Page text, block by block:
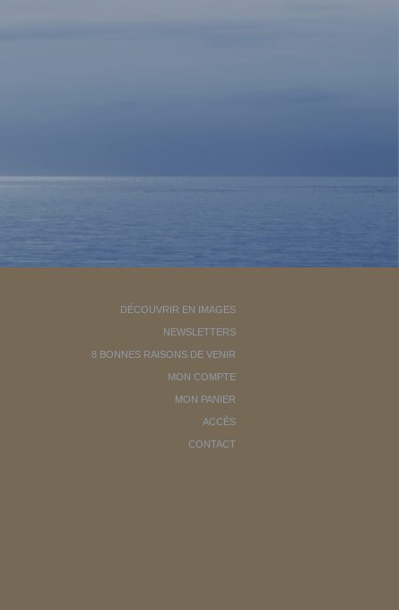
DÉCOUVRIR EN IMAGES
NEWSLETTERS
8 BONNES RAISONS DE VENIR
MON COMPTE
MON PANIER
ACCÈS
CONTACT